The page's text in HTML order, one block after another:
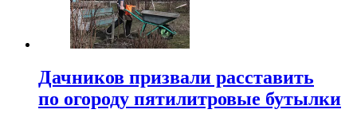
Дачников призвали расставить
по огороду пятилитровые бутылки